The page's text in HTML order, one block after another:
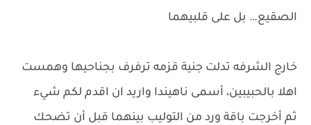
الصقيع… بل على قلبيهما
خارج الشرفه تدلت جنية قزمه ترفرف بجناحيها وهمست
اهلا بالحبيبين، أسمى ناهيندا واريد ان اقدم لكم شيء
ثم أخرجت باقة ورد من التوليب بينهما قبل أن تضحك